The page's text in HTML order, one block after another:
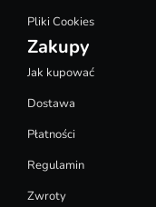
Pliki Cookies
Zakupy
Jak kupować
Dostawa
Płatności
Regulamin
Zwroty